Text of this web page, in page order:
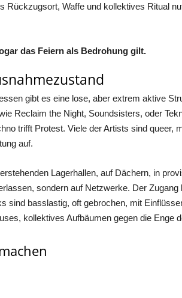
Rückzugsort, Waffe und kollektives Ritual
das Feiern als Bedrohung gilt.
gibt es eine lose, aber extrem aktive
Reclaim the Night, Soundsisters, oder
trifft Protest. Viele der Artists sind
auf.
Lagerhallen, auf Dächern, in
sondern auf Netzwerke. Der
sind basslastig, oft gebrochen, mit
kollektives Aufbäumen gegen die Enge